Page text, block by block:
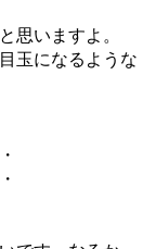
思いますよ。
玉になるような